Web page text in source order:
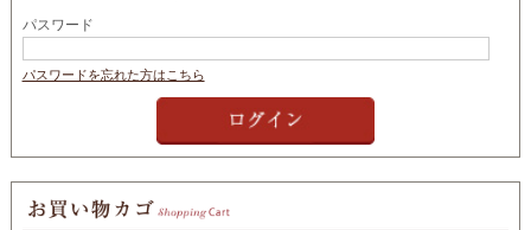
パスワード
パスワードを忘れた方はこちら